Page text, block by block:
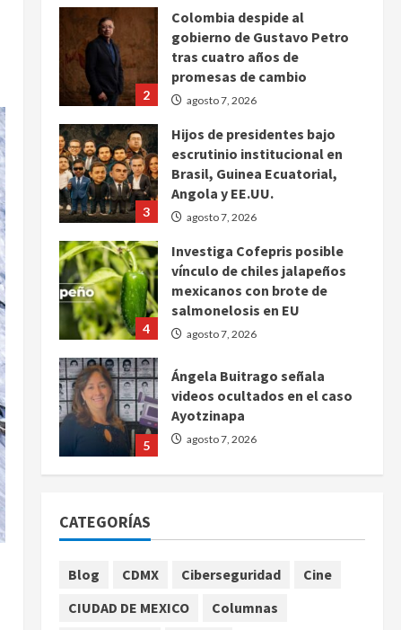
2
Colombia despide al
gobierno de Gustavo Petro
tras cuatro años de
promesas de cambio
agosto 7, 2026
3
Hijos de presidentes bajo
escrutinio institucional en
Brasil, Guinea Ecuatorial,
Angola y EE.UU.
agosto 7, 2026
4
Investiga Cofepris posible
vínculo de chiles jalapeños
mexicanos con brote de
salmonelosis en EU
agosto 7, 2026
5
Ángela Buitrago señala
videos ocultados en el caso
Ayotzinapa
agosto 7, 2026
2026
agosto 7, 2026
Colombia despide al
CATEGORÍAS
Blog CDMX Ciberseguridad
Cine
CIUDAD DE MEXICO
Columnas